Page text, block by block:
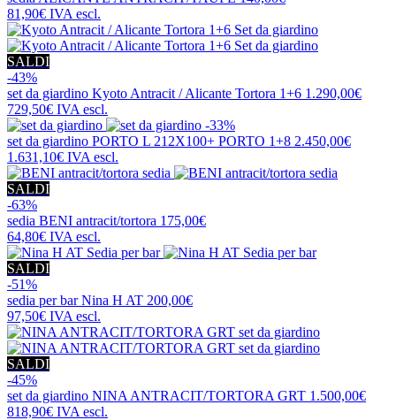
81,90€ IVA escl.
SALDI
-43%
set da giardino Kyoto Antracit / Alicante Tortora 1+6 1.290,00€
729,50€ IVA escl.
-33%
set da giardino PORTO L 212X100+ PORTO 1+8 2.450,00€
1.631,10€ IVA escl.
SALDI
-63%
sedia BENI antracit/tortora 175,00€
64,80€ IVA escl.
SALDI
-51%
sedia per barNina H AT 200,00€
97,50€ IVA escl.
SALDI
-45%
set da giardino NINA ANTRACIT/TORTORA GRT 1.500,00€
818,90€ IVA escl.